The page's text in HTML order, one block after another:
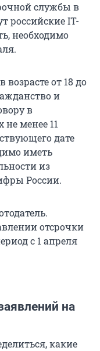
службы в
российские IT-
необходимо
от 18 до
и
в
менее 11
дате
иметь
из
России.
отсрочки
с 1 апреля
на
какие